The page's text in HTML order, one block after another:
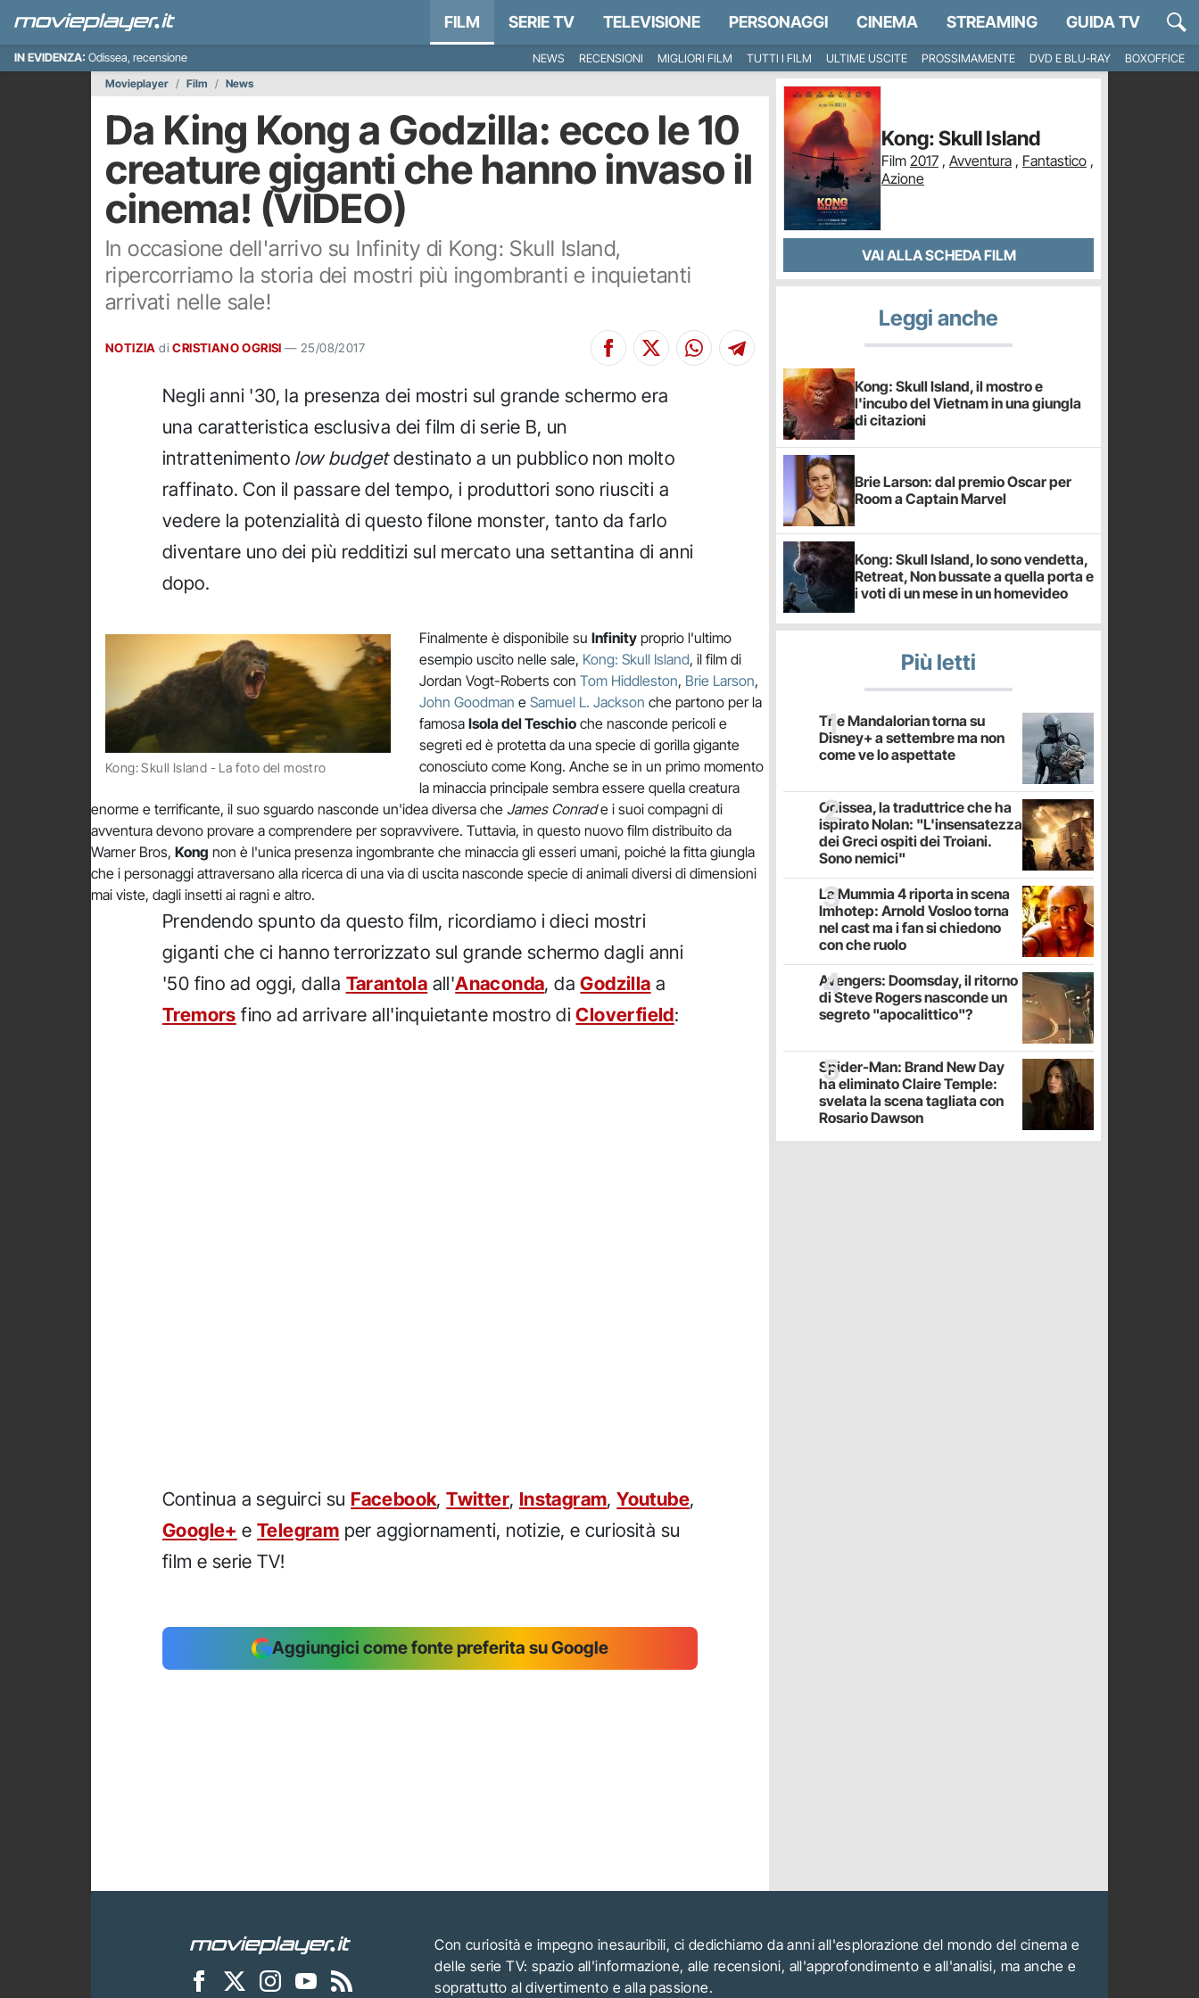
FILM SERIE TV TELEVISIONE PERSONAGGI CINEMA STREAMING GUIDA TV
IN EVIDENZA: Odissea, recensione NEWS RECENSIONI MIGLIORI FILM TUTTI I FILM ULTIME USCITE PROSSIMAMENTE DVD E BLU-RAY
BOXOFFICE
Movieplayer
Film News
Da King Kong a Godzilla: ecco le 10
creature giganti che hanno invaso il
cinema! (VIDEO)
In occasione dell'arrivo su Infinity di Kong: Skull Island,
ripercorriamo la storia dei mostri più ingombranti e inquietanti
arrivati nelle sale!
NOTIZIA di CRISTIANO OGRISI —25/08/2017
Negli anni '30, la presenza dei mostri sul grande schermo era
una caratteristica esclusiva dei film di serie B, un
intrattenimento low budgetdestinato a un pubblico non molto
raffinato. Con il passare del tempo, i produttori sono riusciti a
vedere la potenzialità di questo filone monster, tanto da farlo
diventare uno dei più redditizi sul mercato una settantina di anni
dopo.
Kong: Skull Island - La foto del mostro
Finalmente è disponibile su Infinity proprio l'ultimo
esempio uscito nelle sale, Kong: Skull Island, il film di
Jordan Vogt-Roberts con Tom Hiddleston, Brie Larson,
John Goodman e Samuel L. Jackson che partono per la
famosa Isola del Teschio che nasconde pericoli e
segreti ed è protetta da una specie di gorilla gigante
conosciuto come Kong. Anche se in un primo momento
la minaccia principale sembra essere quella creatura
enorme e terrificante, il suo sguardo nasconde un'idea diversa che James Conrade i suoi compagni di
avventura devono provare a comprendere per sopravvivere. Tuttavia, in questo nuovo film distribuito da
Warner Bros, Kong non è l'unica presenza ingombrante che minaccia gli esseri umani, poiché la fitta giungla
che i personaggi attraversano alla ricerca di una via di uscita nasconde specie di animali diversi di dimensioni
mai viste, dagli insetti ai ragni e altro.
Prendendo spunto da questo film, ricordiamo i dieci mostri
giganti che ci hanno terrorizzato sul grande schermo dagli anni
'50 fino ad oggi, dalla Tarantola all'Anaconda, daGodzilla a
Tremors fino ad arrivare all'inquietante mostro diCloverfield:
Continua a seguirci su Facebook,Twitter, Instagram,Youtube,
Google+ eTelegram per aggiornamenti, notizie, e curiosità su
film e serie TV!
Aggiungici come fonte preferita su Google
Kong: Skull Island
Film 2017 , Avventura , Fantastico ,
Azione
VAI ALLA SCHEDA FILM
Leggi anche
Kong: Skull Island, il mostro e
l'incubo del Vietnam in una giungla
di citazioni
Brie Larson: dal premio Oscar per
Room a Captain Marvel
Kong: Skull Island, Io sono vendetta,
Retreat, Non bussate a quella porta e
i voti di un mese in un homevideo
Più letti
The Mandalorian torna su
Disney+ a settembre ma non
come ve lo aspettate
Odissea, la traduttrice che ha
ispirato Nolan: "L'insensatezza
dei Greci ospiti dei Troiani.
Sono nemici"
La Mummia 4 riporta in scena
Imhotep: Arnold Vosloo torna
nel cast ma i fan si chiedono
con che ruolo
Avengers: Doomsday, il ritorno
di Steve Rogers nasconde un
segreto "apocalittico"?
Spider-Man: Brand New Day
ha eliminato Claire Temple:
svelata la scena tagliata con
Rosario Dawson
Con curiosità e impegno inesauribili, ci dedichiamo da anni all'esplorazione del mondo del cinema e
delle serie TV: spazio all'informazione, alle recensioni, all'approfondimento e all'analisi, ma anche e
soprattutto al divertimento e alla passione.